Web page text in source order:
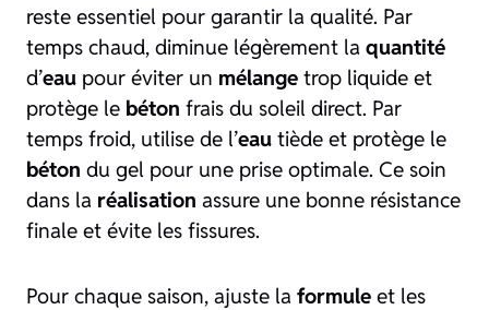
reste essentiel pour garantir la qualité. Par
temps chaud, diminue légèrement la quantité
d’eau pour éviter un mélange trop liquide et
protège le béton frais du soleil direct. Par
temps froid, utilise de l’eau tiède et protège le
béton du gel pour une prise optimale. Ce soin
dans la réalisation assure une bonne résistance
finale et évite les fissures.
Pour chaque saison, ajuste la formule et les